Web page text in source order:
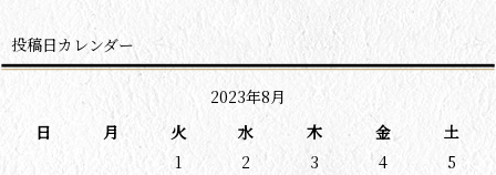
投稿日カレンダー
2023年8月
日
月 火 水 木 金 土
1 2 3 4
5